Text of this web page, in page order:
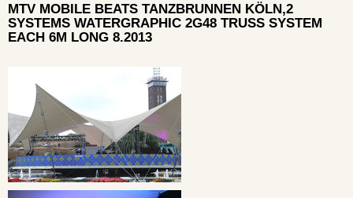
MTV MOBILE BEATS TANZBRUNNEN KÖLN,2
SYSTEMS WATERGRAPHIC 2G48 TRUSS SYSTEM
EACH 6M LONG 8.2013